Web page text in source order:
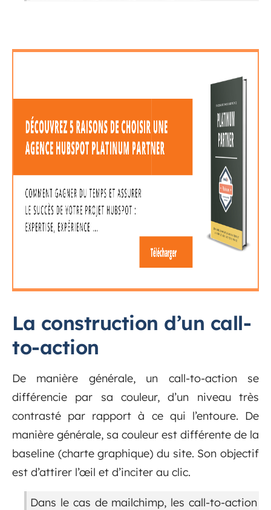
La construction d’un call-
to-action
De manière générale, un call-to-action se
différencie par sa couleur, d’un niveau très
contrasté par rapport à ce qui l’entoure. De
manière générale, sa couleur est différente de la
baseline (charte graphique) du site. Son objectif
est d’attirer l’œil et d’inciter au clic.
Dans le cas de mailchimp, les call-to-action